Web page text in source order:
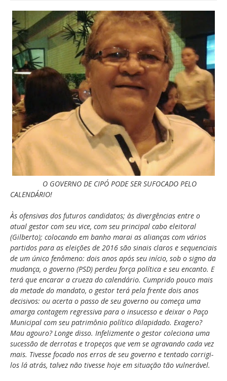
O GOVERNO DE CIPÓ PODE SER SUFOCADO PELO
CALENDÁRIO!
Às ofensivas dos futuros candidatos; às divergências entre o
atual gestor com seu vice, com seu principal cabo eleitoral
(Gilberto); colocando em banho marai as alianças com vários
partidos para as eleições de 2016 são sinais claros e sequenciais
de um único fenômeno: dois anos após seu início, sob o signo da
mudança, o governo (PSD) perdeu força política e seu encanto. E
terá que encarar a crueza do calendário. Cumprido pouco mais
da metade do mandato, o gestor terá pela frente dois anos
decisivos: ou acerta o passo de seu governo ou começa uma
amarga contagem regressiva para o insucesso e deixar o Paço
Municipal com seu patrimônio político dilapidado. Exagero?
Mau agouro? Longe disso. Infelizmente o gestor coleciona uma
sucessão de derrotas e tropeços que vem se agravando cada vez
mais. Tivesse focado nos erros de seu governo e tentado corrigi-
los lá atrás, talvez não tivesse hoje em situação tão vulnerável.